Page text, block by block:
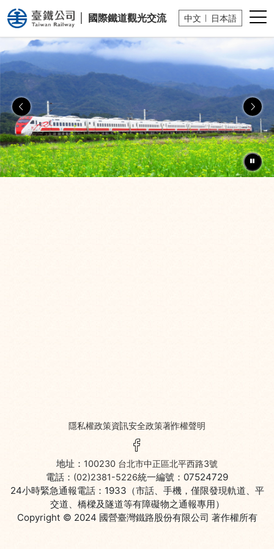
國營臺灣鐵路股份有限公司
國際鐵道觀光交流 中文 日本語 小版
上一張幻燈片 下一
暫停
隱私權政策資訊安全政策著作權聲明
Facebook粉絲頁
地址： 100230 台北市中正區北平西路3號
電話： (02)2381-5226統一編號：07524729
24小時緊急通報電話：1933（市話、手機，僅限發現軌道、平
交道、橋樑及隧道等有障礙物之通報專用）
Copyright © 2024 國營臺灣鐵路股份有限公司 著作權所有